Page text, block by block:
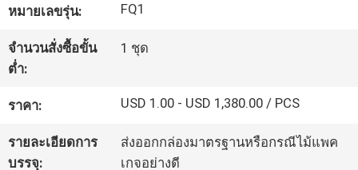
ทัวร์
ควบคุม
หมายเลขรุ่น: FQ1
จำนวนสั่งซื้อขั้น
ต่ำ:
1 ชุด
ราคา: USD 1.00 - USD 1,380.00 / PCS
รายละเอียดการ
บรรจุ:
ส่งออกกล่องมาตรฐานหรือกรณีไม้แพค
เกจอย่างดี